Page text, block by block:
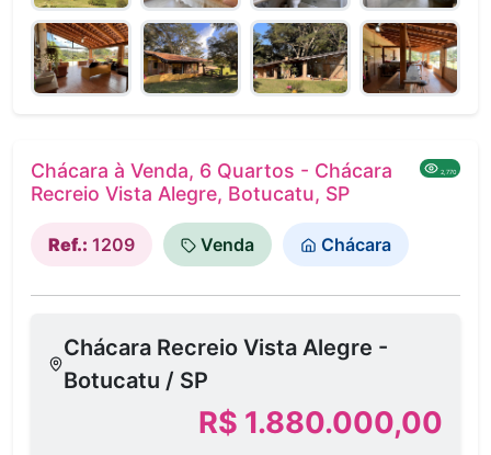
Chácara à Venda, 6 Quartos - Chácara
Recreio Vista Alegre, Botucatu, SP
2,770
Ref.: 1209 Venda Chácara
Chácara Recreio Vista Alegre -
Botucatu / SP
R$ 1.880.000,00